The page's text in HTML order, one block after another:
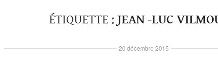
ÉTIQUETTE : JEAN -LUC
20 décembre 2015